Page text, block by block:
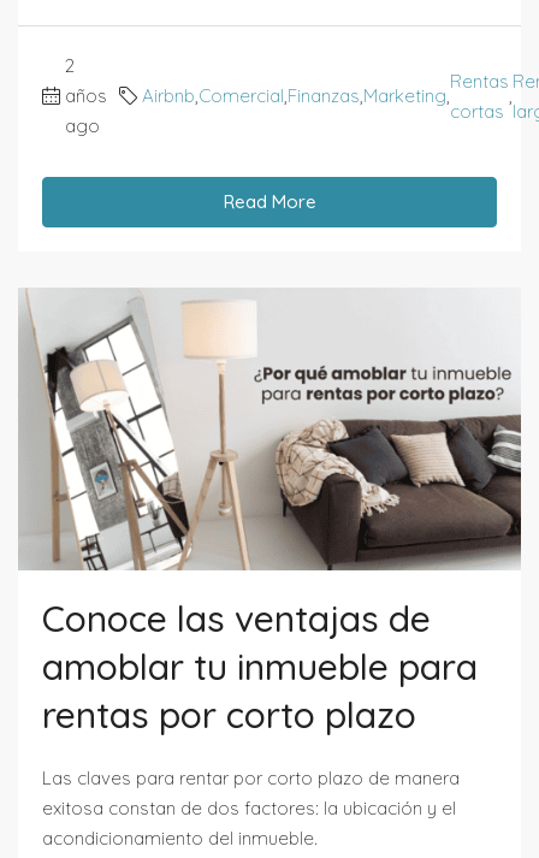
2
años
ago
Airbnb,Comercial,Finanzas,Marketing,
Rentas
cortas
,
Read More
Conoce las ventajas de
amoblar tu inmueble para
rentas por corto plazo
Las claves para rentar por corto plazo de manera
exitosa constan de dos factores: la ubicación y el
acondicionamiento del inmueble.